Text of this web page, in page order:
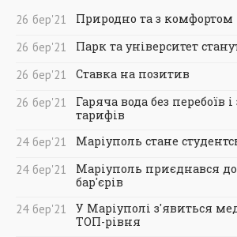
26 бер'21
Природно та з комфортом
26 бер'21
Парк та університет
26 бер'21
Ставка на позитив
26 бер'21
Гаряча вода без перебоїв
тарифів
24 бер'21
Маріуполь стане
24 бер'21
Маріуполь приєднався до
бар'єрів
24 бер'21
У Маріуполі з'явиться
ТОП-рівня